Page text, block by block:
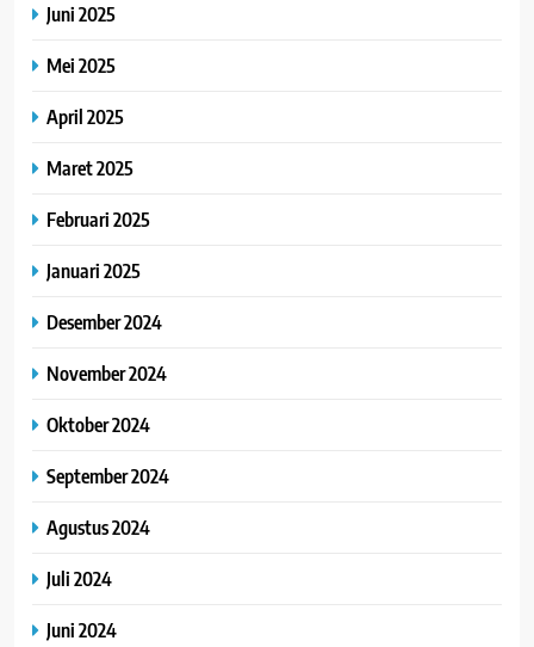
Juni 2025
Mei 2025
April 2025
Maret 2025
Februari 2025
Januari 2025
Desember 2024
November 2024
Oktober 2024
September 2024
Agustus 2024
Juli 2024
Juni 2024